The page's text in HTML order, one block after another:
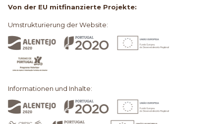
Von der EU mitfinanzierte Projekte:
Umstrukturierung der Website:
Informationen und Inhalte: